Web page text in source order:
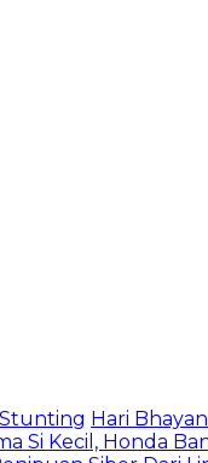
Hari
Si Kecil, Honda